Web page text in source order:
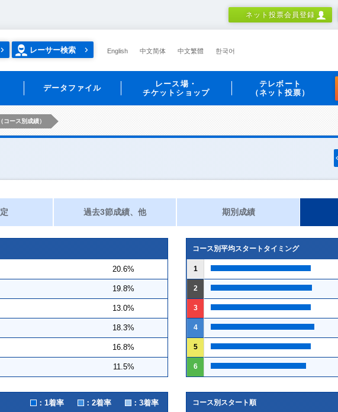
ネット投票会員登録
レーサー検索 English 中文简体 中文繁體 한국어
データファイル
レース場・
チケットショップ
テレボート
（ネット投票）
ース別成績）
過去3節成績、他 期別成績
20.6%
19.8%
13.0%
18.3%
16.8%
11.5%
：1着率 ：2着率 ：3着率
コース別平均スタートタイミング
1
2
3
4
5
6
コース別スタート順